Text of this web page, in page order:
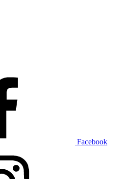
Facebook